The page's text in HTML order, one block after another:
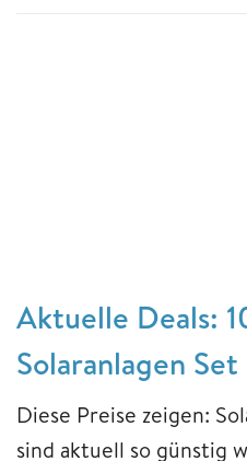
Aktuelle Deals:
Solaranlagen
Diese Preise zeigen:
sind aktuell so günstig